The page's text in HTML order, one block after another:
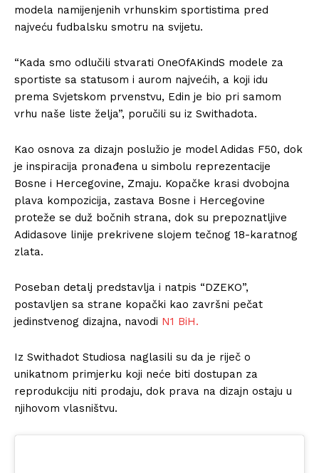
modela namijenjenih vrhunskim sportistima pred
najveću fudbalsku smotru na svijetu.
“Kada smo odlučili stvarati OneOfAKindS modele za
sportiste sa statusom i aurom najvećih, a koji idu
prema Svjetskom prvenstvu, Edin je bio pri samom
vrhu naše liste želja”, poručili su iz Swithadota.
Kao osnova za dizajn poslužio je model Adidas F50, dok
je inspiracija pronađena u simbolu reprezentacije
Bosne i Hercegovine, Zmaju. Kopačke krasi dvobojna
plava kompozicija, zastava Bosne i Hercegovine
proteže se duž bočnih strana, dok su prepoznatljive
Adidasove linije prekrivene slojem tečnog 18-karatnog
zlata.
Poseban detalj predstavlja i natpis “DZEKO”,
postavljen sa strane kopački kao završni pečat
jedinstvenog dizajna, navodi N1 BiH.
Iz Swithadot Studiosa naglasili su da je riječ o
unikatnom primjerku koji neće biti dostupan za
reprodukciju niti prodaju, dok prava na dizajn ostaju u
njihovom vlasništvu.